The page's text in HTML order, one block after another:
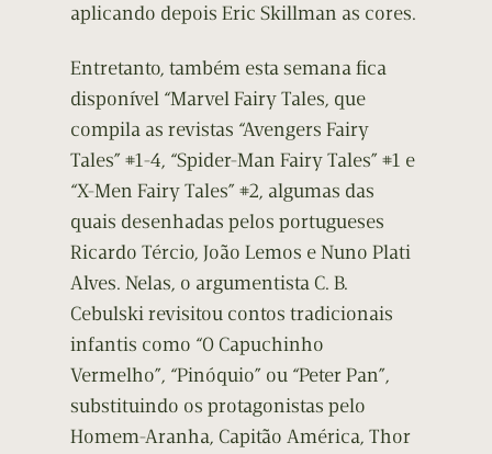
aplicando depois Eric Skillman as cores.
Entretanto, também esta semana fica
disponível “Marvel Fairy Tales, que
compila as revistas “Avengers Fairy
Tales” #1-4, “Spider-Man Fairy Tales” #1 e
“X-Men Fairy Tales” #2, algumas das
quais desenhadas pelos portugueses
Ricardo Tércio, João Lemos e Nuno Plati
Alves. Nelas, o argumentista C. B.
Cebulski revisitou contos tradicionais
infantis como “O Capuchinho
Vermelho”, “Pinóquio” ou “Peter Pan”,
substituindo os protagonistas pelo
Homem-Aranha, Capitão América, Thor